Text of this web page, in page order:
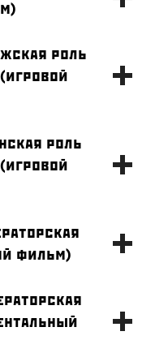
роль
роль
фильм)